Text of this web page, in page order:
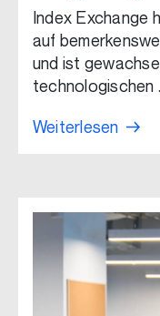
Index Exchange
auf
und ist
technologischen
Weiterlesen